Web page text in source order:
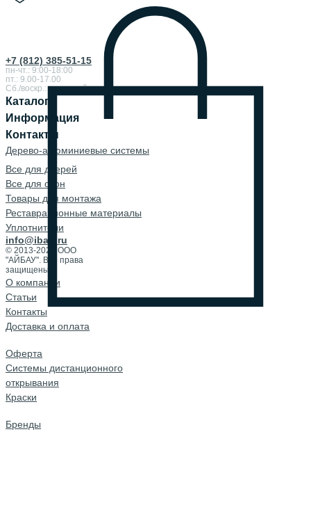
+7 (812) 385-51-15
пн-чт.: 9:00-18:00
пт.: 9.00-17.00
Сб./воскр.: выходной
Каталог
Информация
Контакты
Дерево-алюминиевые системы
Все для дверей
Все для окон
Товары для монтажа
Реставрационные материалы
Уплотнители
info@ibau.ru
© 2013-2026 ООО
"АЙБАУ". Все права
защищены.
О компании
Cтатьи
Контакты
Доставка и оплата
Оферта
Системы дистанционного
открывания
Краски
Бренды